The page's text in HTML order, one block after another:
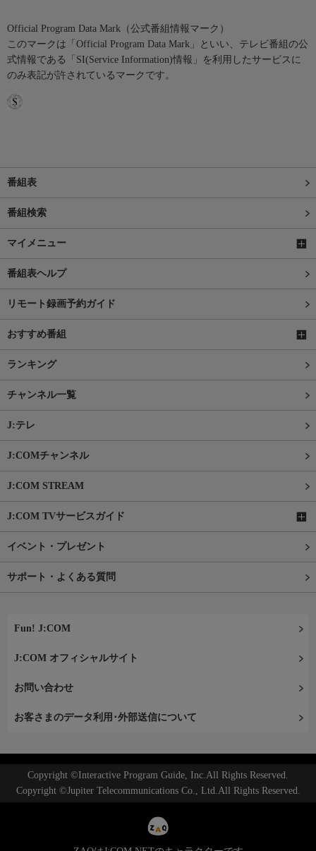
Official Program Data Mark（公式番組情報マーク）
このマークは「Official Program Data Mark」といい、テレビ番組の公
式情報である「SI(Service Information)情報」を利用したサービスに
のみ表記が許されているマークです。
番組表
番組検索
マイメニュー
番組表ヘルプ
リモート録画予約ガイド
おすすめ番組
ランキング
チャンネル一覧
J:テレ
J:COMチャンネル
J:COM STREAM
J:COM TVサービスガイド
イベント・プレゼント
サポート・よくある質問
Fun! J:COM
J:COM オフィシャルサイト
お問い合わせ
お客さまのデータ利用･外部送信について
Copyright ©Interactive Program Guide, Inc.All Rights Reserved.
Copyright ©Jupiter Telecommunications Co., Ltd.All Rights Reserved.